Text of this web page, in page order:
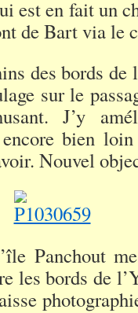
est en fait un
de Bart via le
des bords de
sur le
J’y
bien
Nouvel
Panchout
les bords de